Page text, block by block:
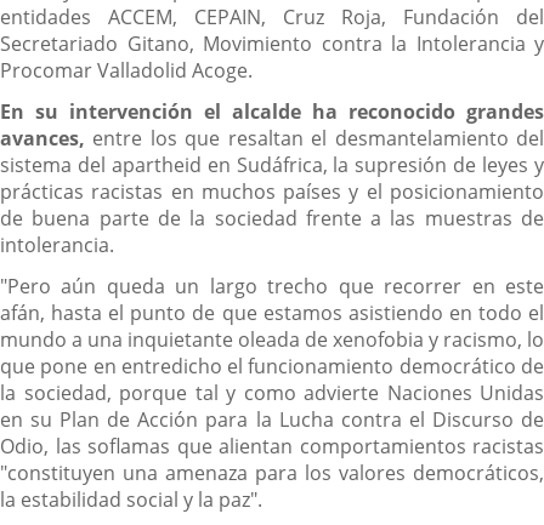
entidades ACCEM, CEPAIN, Cruz Roja, Fundación del
Secretariado Gitano, Movimiento contra la Intolerancia y
Procomar Valladolid Acoge.
En su intervención el alcalde ha reconocido grandes
avances, entre los que resaltan el desmantelamiento del
sistema del apartheid en Sudáfrica, la supresión de leyes y
prácticas racistas en muchos países y el posicionamiento
de buena parte de la sociedad frente a las muestras de
intolerancia.
"Pero aún queda un largo trecho que recorrer en este
afán, hasta el punto de que estamos asistiendo en todo el
mundo a una inquietante oleada de xenofobia y racismo, lo
que pone en entredicho el funcionamiento democrático de
la sociedad, porque tal y como advierte Naciones Unidas
en su Plan de Acción para la Lucha contra el Discurso de
Odio, las soflamas que alientan comportamientos racistas
"constituyen una amenaza para los valores democráticos,
la estabilidad social y la paz".